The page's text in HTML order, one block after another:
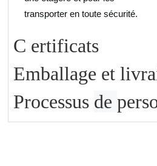
transporter en toute sécurité.
C ertificats
Emballage et
Processus de